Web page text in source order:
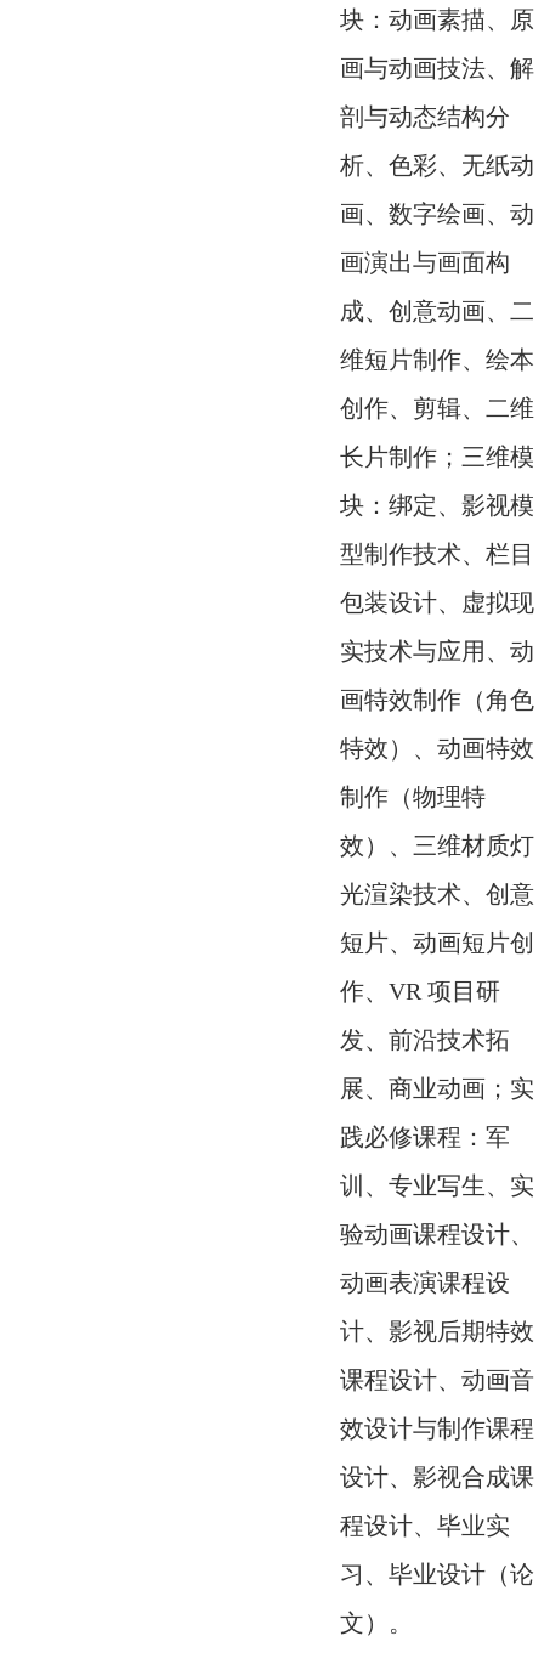
块：动画素描、原
画与动画技法、解
剖与动态结构分
析、色彩、无纸动
画、数字绘画、动
画演出与画面构
成、创意动画、二
维短片制作、绘本
创作、剪辑、二维
长片制作；三维模
块：绑定、影视模
型制作技术、栏目
包装设计、虚拟现
实技术与应用、动
画特效制作（角色
特效）、动画特效
制作（物理特
效）、三维材质灯
光渲染技术、创意
短片、动画短片创
作、VR 项目研
发、前沿技术拓
展、商业动画；实
践必修课程：军
训、专业写生、实
验动画课程设计、
动画表演课程设
计、影视后期特效
课程设计、动画音
效设计与制作课程
设计、影视合成课
程设计、毕业实
习、毕业设计（论
文）。